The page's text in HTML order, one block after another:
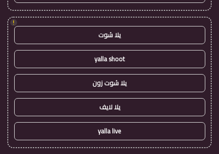
!
يلا شوت
yalla shoot
يلا شوت زون
يلا لايف
yalla live